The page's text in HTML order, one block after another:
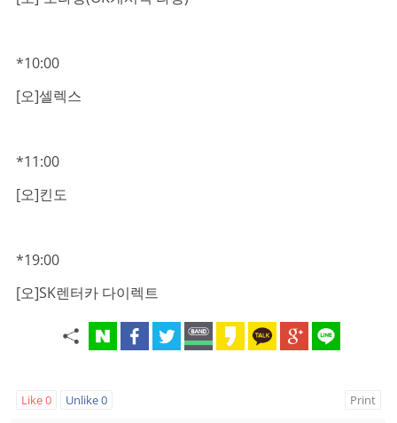
*10:00
[오]셀렉스
*11:00
[오]킨도
*19:00
[오]SK렌터카 다이렉트
Like0 Unlike0 Print